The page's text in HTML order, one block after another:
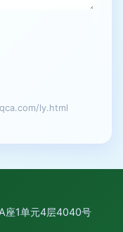
ly.html
座1单元4层4040号